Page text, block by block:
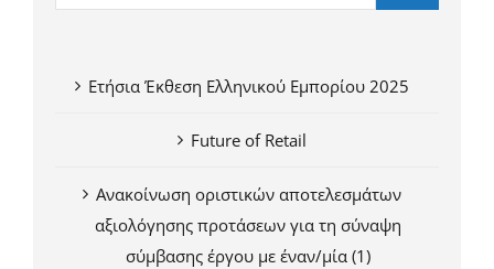
Ετήσια Έκθεση Ελληνικού Εμπορίου 2025
Future of Retail
Ανακοίνωση οριστικών αποτελεσμάτων
αξιολόγησης προτάσεων για τη σύναψη
σύμβασης έργου με έναν/μία (1)